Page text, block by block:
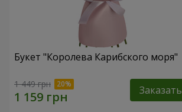
Букет "Королева Карибского моря"
1 449 грн Заказать